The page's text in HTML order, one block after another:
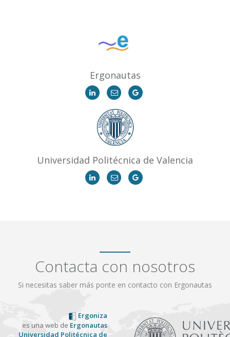
Ergonautas
Universidad Politécnica de Valencia
Contacta con nosotros
Si necesitas saber más ponte en contacto con Ergonautas
Ergoniza
es una web de Ergonautas
Universidad Politécnica de